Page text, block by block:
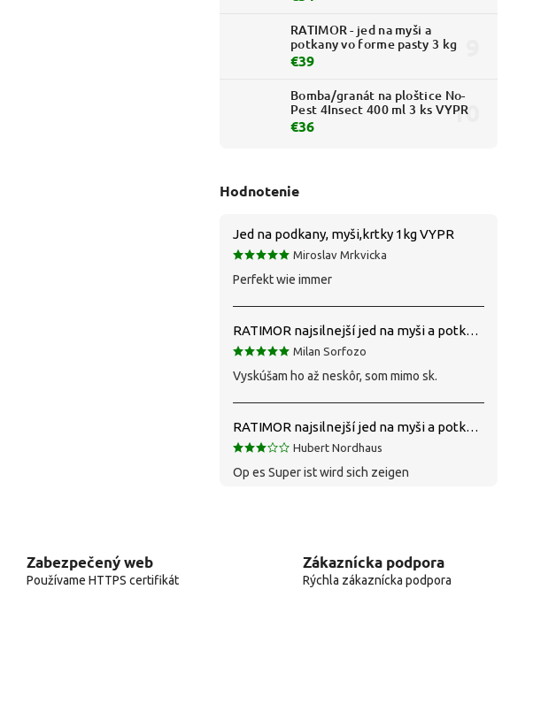
RATIMOR - jed na myši a
potkany vo forme pasty 3 kg
€39
Bomba/granát na ploštice No-
Pest 4Insect 400 ml 3 ks VYPR
€36
Hodnotenie
Jed na podkany, myši,krtky 1kg VYPR
Miroslav Mrkvicka
Perfekt wie immer
RATIMOR najsilnejší jed na myši a potkany
Milan Sorfozo
Vyskúšam ho až neskôr, som mimo sk.
RATIMOR najsilnejší jed na myši a potkany
Hubert Nordhaus
Op es Super ist wird sich zeigen
Zabezpečený web
Používame HTTPS certifikát
Zákaznícka podpora
Rýchla zákaznícka podpora